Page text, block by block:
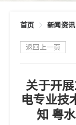
首页 新闻资讯
返回上一页
关于开
电专业技
知 粤